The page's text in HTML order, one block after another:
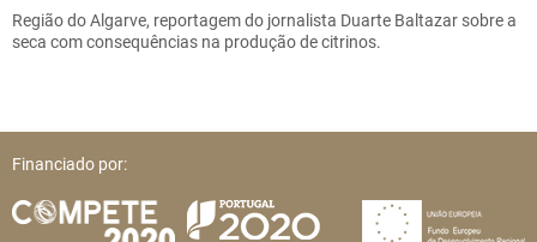
Região do Algarve, reportagem do jornalista Duarte Baltazar sobre a
seca com consequências na produção de citrinos.
Financiado por: